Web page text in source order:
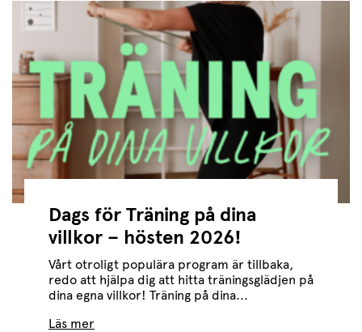
Dags för Träning på dina
villkor – hösten 2026!
Vårt otroligt populära program är tillbaka,
redo att hjälpa dig att hitta träningsglädjen på
dina egna villkor! Träning på dina...
Läs mer